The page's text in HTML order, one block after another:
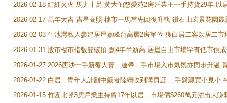
2026-02-18 紅紅火火 馬力十足 黃大仙慈愛苑2房戶業主一手持貨29年 以
2026-02-17 馬年大吉 吉星高照 樓市一馬當先回復升軌 鑽石山宏景花園
2026-02-03 牛池灣私人參建居屋嘉峰台高層2房單位 獲白居二客以居二市
2026-01-31 股市樓市指數雙破頂 創4年半新高 居屋自由市場罕有低市價
2026-01-27 2026西沙一手新盤大賣，連帶二手市場入市氣氛亦同步升温
2026-01-22 白居二青年人計劃中籤者陸續收到購買証 二手盤源買小見小
2026-01-15 竹園北邨3房戶業主持貨17年以居二市場價$260萬元沽出大賺